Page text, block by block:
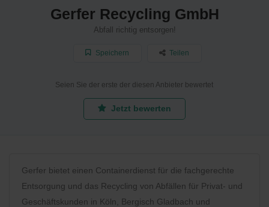
Gerfer Recycling GmbH
Abfall richtig entsorgen!
Speichern Teilen
Seien Sie der erste der diesen Anbieter bewertet
Jetzt bewerten
Gerfer bietet einen Containerdienst für die fachgerechte
Entsorgung und das Recycling von Abfällen für Privat- und
Geschäftskunden in Köln, Bergisch Gladbach und